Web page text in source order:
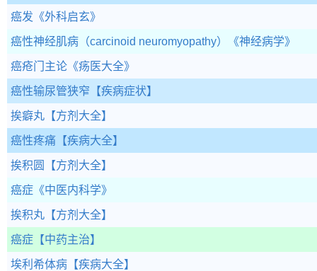
癌发 《外科启玄》
癌性神经肌病（carcinoid neuromyopathy） 《神经病学》
癌疮门主论 《疡医大全》
癌性输尿管狭窄 【疾病症状】
挨癖丸 【方剂大全】
癌性疼痛 【疾病大全】
挨积圆 【方剂大全】
癌症 《中医内科学》
挨积丸 【方剂大全】
癌症 【中药主治】
埃利希体病 【疾病大全】